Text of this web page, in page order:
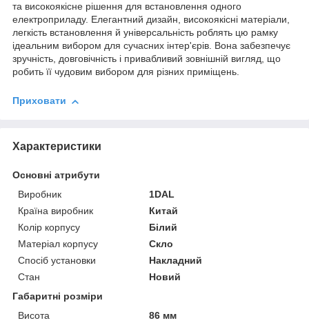
та високоякісне рішення для встановлення одного
електроприладу. Елегантний дизайн, високоякісні матеріали,
легкість встановлення й універсальність роблять цю рамку
ідеальним вибором для сучасних інтер'єрів. Вона забезпечує
зручність, довговічність і привабливий зовнішній вигляд, що
робить її чудовим вибором для різних приміщень.
Приховати
Характеристики
Основні атрибути
Виробник
1DAL
Країна виробник
Китай
Колір корпусу
Білий
Матеріал корпусу
Скло
Спосіб установки
Накладний
Стан
Новий
Габаритні розміри
Висота
86 мм